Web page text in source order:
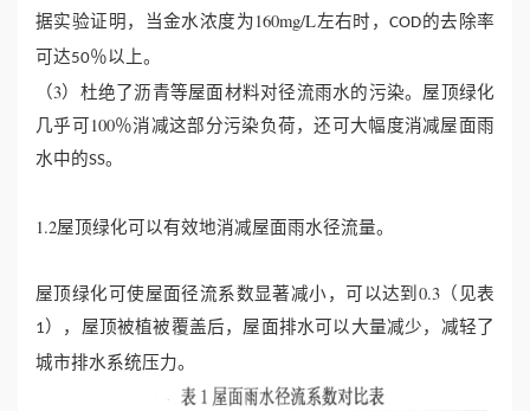
我据实验证明，当金水浓度为160mg/L左右时，COD的去除率
可达50％以上。
（3）杜绝了沥青等屋面材料对径流雨水的污染。屋顶绿化
几乎可100％消减这部分污染负荷，还可大幅度消减屋面雨
水中的SS。
1.2屋顶绿化可以有效地消减屋面雨水径流量。
屋顶绿化可使屋面径流系数显著减小，可以达到0.3（见表
1），屋顶被植被覆盖后，屋面排水可以大量减少，减轻了
城市排水系统压力。